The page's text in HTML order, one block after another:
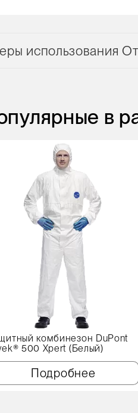
использования
в
комбинезон DuPont
500 Xpert (Белый)
Подробнее